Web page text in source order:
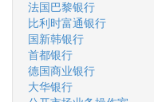
法国巴黎银行
比利时富通银行
国新韩银行
首都银行
德国商业银行
大华银行